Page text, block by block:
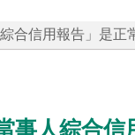
合信用報告」是正
人綜合信